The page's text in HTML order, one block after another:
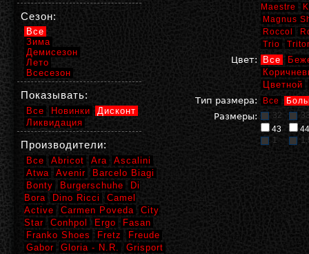
Maestre
Magnus
Roccol
Trio
Цвет: Все
Цветной
Тип размера:
Все
Размеры: 32
43
44
1
Сезон:
Все
Зима
Демисезон
Лето
Всесезон
Показывать:
Все Новинки
Дисконт
Ликвидация
Производители:
Все Abricot Ara
Ascalini
Atwa
Avenir
Barcelo Biagi
Bonty
Burgerschuhe
Di
Bora
Dino Ricci
Camel
Active
Carmen Poveda
City
Star
Conhpol Ergo
Fasan
Franko Shoes
Fretz
Freude
Gabor
Gloria - N.R.
Grisport